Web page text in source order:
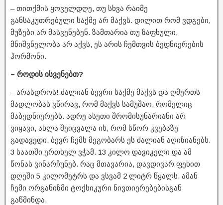
– თითქმის ყოველდღე, თუ სხვა რაიმე
განსაკუთრებული საქმე არ მაქვს. დილით რომ ვდგები,
მუზები არ მასვენებენ. ზამთარია თუ ზაფხული,
მნიშვნელობა არ აქვს, ეს არის ჩემთვის ბედნიერების
ჰორმონი.
– როდის ისვენებთ?
– არასდროს! ძალიან ბევრი საქმე მაქვს და ღმერთს
მადლობას ვწირავ, რომ მაქვს სამუშაო, რომელიც
მაბედნიერებს. ადრე ასეთი შრომისუნარიანი არ
ვიყავი, ახლა შეიცვალა ის, რომ სწორ კვებაზე
გადავედი. ბევრ ჩემს მეგობარს ეს ძალიან აღიზიანებს.
3 საათში ერთხელ ვჭამ. 13 კილო დავიკელი და ამ
წონას ვინარჩუნებ. რაც მთავარია, დავდივარ ფეხით
დღეში 5 კილომეტრს და ვსვამ 2 ლიტრ წყალს. ამან
ჩემი ორგანიზმი ტოქსიკური ნივთიერებებისგან
გაწმინდა.